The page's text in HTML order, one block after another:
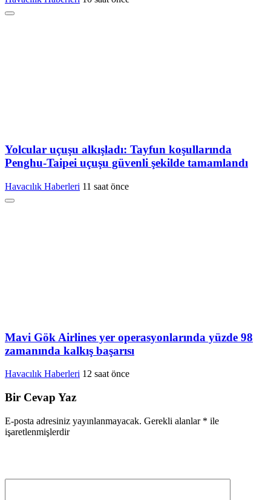
Yolcular uçuşu alkışladı: Tayfun koşullarında
Penghu-Taipei uçuşu güvenli şekilde tamamlandı
Havacılık Haberleri 11 saat önce
Mavi Gök Airlines yer operasyonlarında yüzde 98
zamanında kalkış başarısı
Havacılık Haberleri 12 saat önce
Bir Cevap Yaz
E-posta adresiniz yayınlanmayacak. Gerekli alanlar * ile
işaretlenmişlerdir